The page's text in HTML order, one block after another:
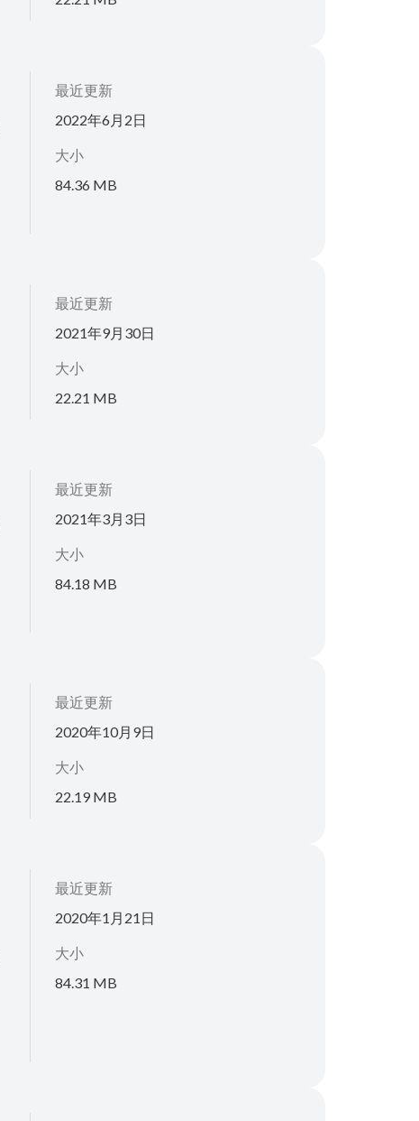
最近更新
2022年6月2日
大小
84.36 MB
最近更新
2021年9月30日
大小
22.21 MB
最近更新
2021年3月3日
大小
84.18 MB
最近更新
2020年10月9日
大小
22.19 MB
最近更新
2020年1月21日
大小
84.31 MB